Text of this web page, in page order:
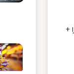
+